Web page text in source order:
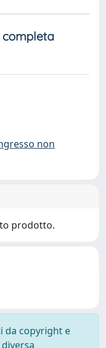
completa
non
prodotto.
da copyright e